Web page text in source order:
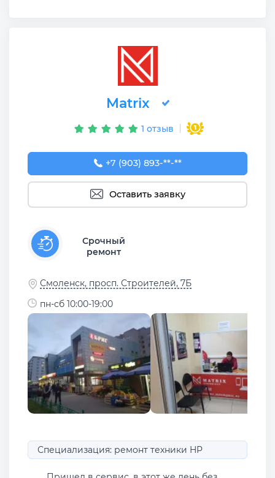
Matrix
1 отзыв
+7 (903) 893-87-88
+7 (903) 893-**-**
Оставить заявку
Срочный
ремонт
Смоленск, просп. Строителей, 7Б
пн-сб 10:00-19:00
Специализация: ремонт техники HP